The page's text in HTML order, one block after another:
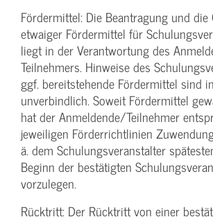
Fördermittel: Die Beantragung und die
etwaiger Fördermittel für
liegt in der Verantwortung des
Teilnehmers. Hinweise des
ggf. bereitstehende Fördermittel sind
unverbindlich. Soweit Fördermittel
hat der Anmeldende/­Teilnehmer
jeweiligen Förderrichtlinien
ä. dem Schulungs­veranstalter
Beginn der bestätigten
vorzulegen.
Rücktritt: Der Rücktritt von einer